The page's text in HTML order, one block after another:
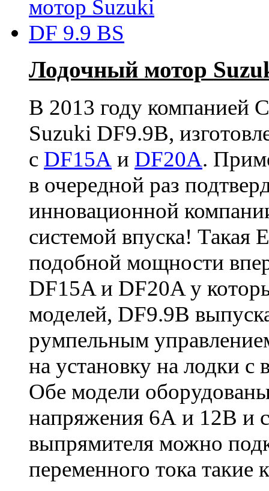
Лодочный мотор
В 2013 году компанией
Suzuki DF9.9B,
с DF15A и DF20A.
в очередной раз
инновационной
системой впуска! Такая
подобной мощности
DF15A и DF20A у
моделей, DF9.9B
румпельным
на установку на лодки
Обе модели
напряжения 6А и 12В и
выпрямителя можно
переменного тока